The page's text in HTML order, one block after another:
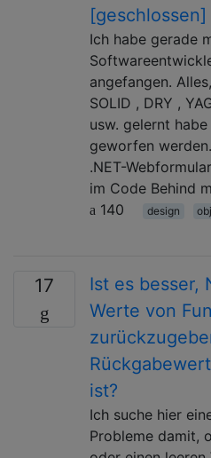
[geschlossen]
Ich habe gerade
angefangen.
SOLID , DRY ,
usw. gelernt
geworfen
.NET-
im Code Behind
140
design
17
Ist es besser,
Werte von
ist?
Ich suche hier
Probleme damit,